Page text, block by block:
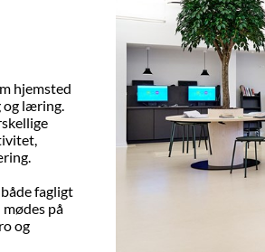
hjemsted
og læring.
fagligt
på
og